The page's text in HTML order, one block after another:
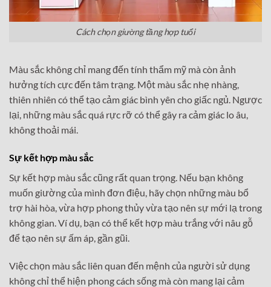
Cách chọn giường tầng hợp tuổi
Màu sắc không chỉ mang đến tính thẩm mỹ mà còn ảnh
hưởng tích cực đến tâm trạng. Một màu sắc nhẹ nhàng,
thiên nhiên có thể tạo cảm giác bình yên cho giấc ngủ. Ngược
lại, những màu sắc quá rực rỡ có thể gây ra cảm giác lo âu,
không thoải mái.
Sự kết hợp màu sắc
Sự kết hợp màu sắc cũng rất quan trọng. Nếu bạn không
muốn giường của mình đơn điệu, hãy chọn những màu bổ
trợ hài hòa, vừa hợp phong thủy vừa tạo nên sự mới lạ trong
không gian. Ví dụ, bạn có thể kết hợp màu trắng với nâu gỗ
để tạo nên sự ấm áp, gần gũi.
Việc chọn màu sắc liên quan đến mệnh của người sử dụng
không chỉ thể hiện phong cách sống mà còn mang lại cảm